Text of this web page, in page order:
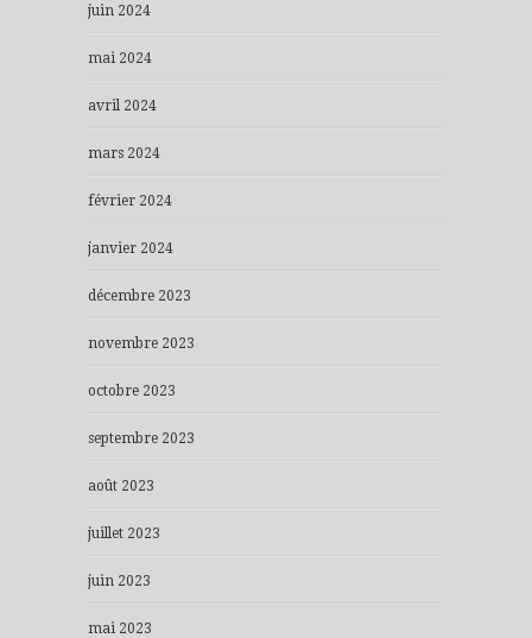
juin 2024
mai 2024
avril 2024
mars 2024
février 2024
janvier 2024
décembre 2023
novembre 2023
octobre 2023
septembre 2023
août 2023
juillet 2023
juin 2023
mai 2023